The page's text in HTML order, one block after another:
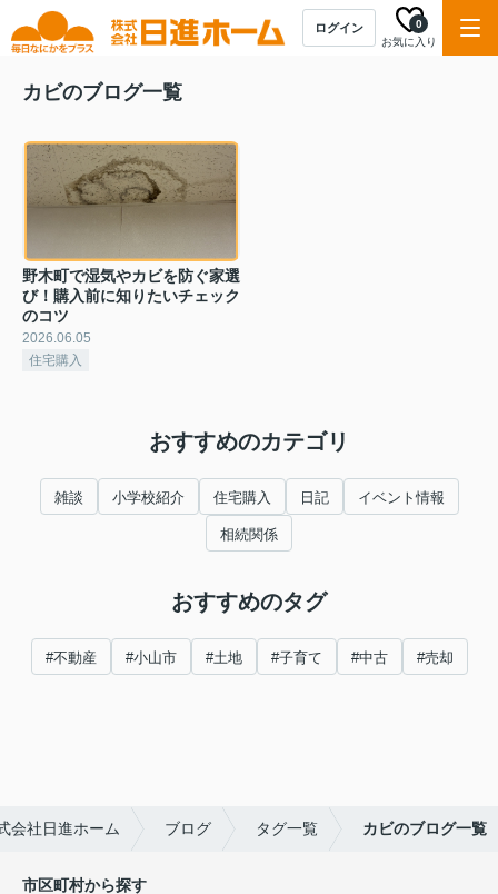
ログイン
お気に入り
0
カビのブログ一覧
野木町で湿気やカビを防ぐ家選
び！購入前に知りたいチェック
のコツ
2026.06.05
住宅購入
おすすめのカテゴリ
雑談 小学校紹介 住宅購入 日記 イベント情報
相続関係
おすすめのタグ
#不動産 #小山市 #土地 #子育て #中古 #売却
会社日進ホーム ブログ タグ一覧 カビのブログ一覧
市区町村から探す